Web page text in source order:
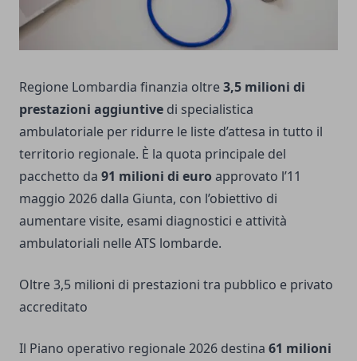
Regione Lombardia finanzia oltre3,5 milioni di
prestazioni aggiuntive di specialistica
ambulatoriale per ridurre le liste d’attesa in tutto il
territorio regionale. È la quota principale del
pacchetto da 91 milioni di euro approvato l’11
maggio 2026 dalla Giunta, con l’obiettivo di
aumentare visite, esami diagnostici e attività
ambulatoriali nelle ATS lombarde.
Oltre 3,5 milioni di prestazioni tra pubblico e privato
accreditato
Il Piano operativo regionale 2026 destina 61 milioni